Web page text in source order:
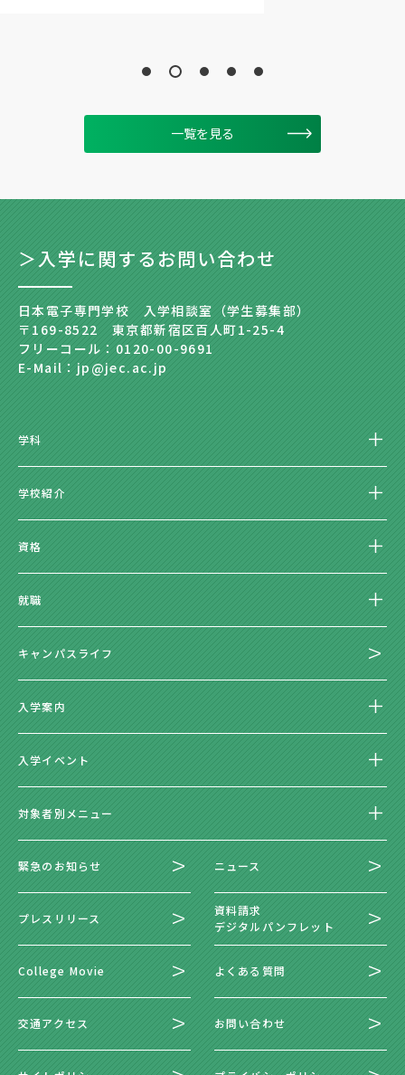
一覧を見る
＞入学に関するお問い合わせ
日本電子専門学校 入学相談室（学生募集部）
〒169-8522 東京都新宿区百人町1-25-4
フリーコール：0120-00-9691
E-Mail：jp@jec.ac.jp
学科
学校紹介
資格
就職
キャンパスライフ
入学案内
入学イベント
対象者別メニュー
緊急のお知らせ ニュース
プレスリリース
資料請求
デジタルパンフレット
College Movie よくある質問
交通アクセス お問い合わせ